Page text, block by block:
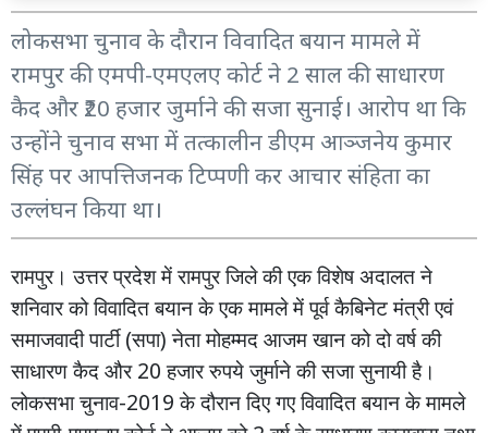
लोकसभा चुनाव के दौरान विवादित बयान मामले में
रामपुर की एमपी-एमएलए कोर्ट ने 2 साल की साधारण
कैद और ₹20 हजार जुर्माने की सजा सुनाई। आरोप था कि
उन्होंने चुनाव सभा में तत्कालीन डीएम आञ्जनेय कुमार
सिंह पर आपत्तिजनक टिप्पणी कर आचार संहिता का
उल्लंघन किया था।
रामपुर। उत्तर प्रदेश में रामपुर जिले की एक विशेष अदालत ने
शनिवार को विवादित बयान के एक मामले में पूर्व कैबिनेट मंत्री एवं
समाजवादी पार्टी(सपा)नेता मोहम्मद आजम खान को दो वर्ष की
साधारण कैद और20हजार रुपये जुर्माने की सजा सुनायी है।
लोकसभा चुनाव-2019के दौरान दिए गए विवादित बयान के मामले